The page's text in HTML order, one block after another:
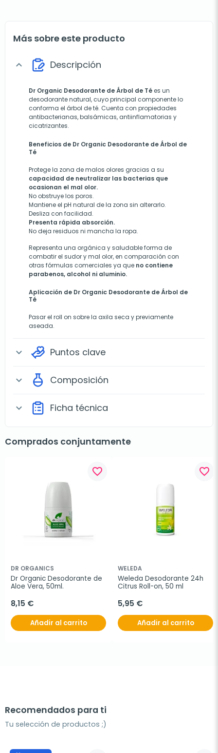
Más sobre este producto
expand_more Descripción
Dr Organic Desodorante de Árbol de Tées un
desodorante natural, cuyo principal componente lo
conforma el árbol de té. Cuenta con propiedades
antibacterianas, balsámicas, antiinflamatorias y
cicatrizantes.
Beneficios de Dr Organic Desodorante de Árbol de
Té
Protege la zona de malos olores gracias a su
capacidad de neutralizar las bacterias que
ocasionan el mal olor.
No obstruye los poros.
Mantiene el pH natural de la zona sin alterarlo.
Desliza con facilidad.
Presenta rápida absorción.
No deja residuos ni mancha la ropa.
Representa una orgánica y saludable forma de
combatir el sudor y mal olor, en comparación con
otras fórmulas comerciales ya que no contiene
parabenos, alcohol ni aluminio.
Aplicación de Dr Organic Desodorante de Árbol de
Té
Pasar el roll on sobre la axila seca y previamente
aseada.
expand_more Puntos clave
expand_more Composición
expand_more Ficha técnica
Comprados conjuntamente
favorite_border
DR ORGANICS
Dr Organic Desodorante de
Aloe Vera, 50ml.
8,15 €
Añadir al carrito
favorite_border
WELEDA
Weleda Desodorante 24h
Citrus Roll-on, 50 ml
5,95 €
Añadir al carrito
Recomendados para ti
Tu selección de productos ;)